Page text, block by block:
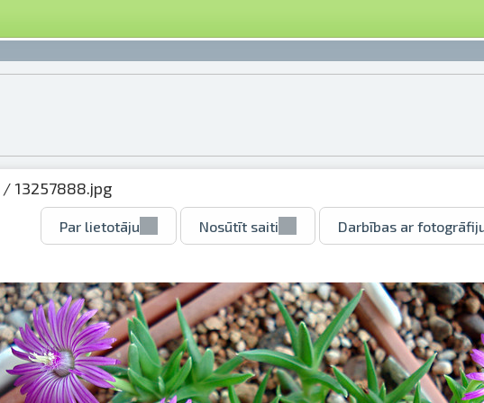
/ 13257888.jpg
Par lietotāju Nosūtīt saiti Darbības ar